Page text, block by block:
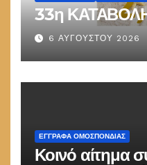
33η
6 ΑΥΓΟΎΣΤΟΥ 2026
ΕΓΓΡΑΦΑ ΟΜΟΣΠΟΝΔΙΑΣ
Κοινό αίτημα